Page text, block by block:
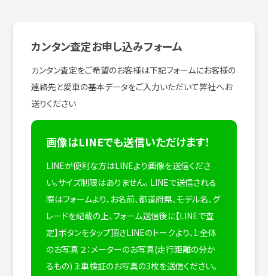
カンタン査定お申し込みフォーム
カンタン査定をご希望のお客様は下記フォームにお客様の
連絡先と愛車の基本データをご入力いただいて弊社へお
送りください
画像はLINEでも送信いただけます！
LINEが便利な方はLINEより画像を送信くださ
い。サイズ制限はありません。 LINEで送信される
際はフォームより、お名前、都道府県、モデル名、グ
レードを記載の上、フォーム送信後に【LINEで査
定】ボタンをタップ頂きLINEのトークより、1:全体
のお写真 ２：メーターのお写真(走行距離の分か
るもの) 3:車検証のお写真の3枚を送信ください。